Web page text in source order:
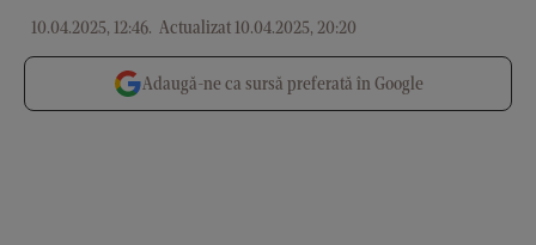
10.04.2025, 12:46. Actualizat 10.04.2025, 20:20
Adaugă-ne ca sursă preferată în Google